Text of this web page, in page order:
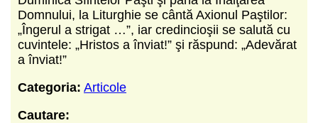
Domnului, la Liturghie se cântă Axionul Paştilor:
„Îngerul a strigat …”, iar credincioşii se salută cu
cuvintele: „Hristos a înviat!” şi răspund: „Adevărat
a înviat!”
Categoria: Articole
Cautare: